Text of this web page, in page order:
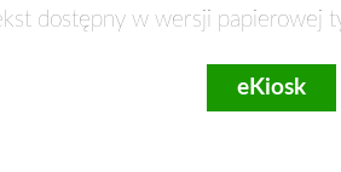
dostępny w wersji papierowej
eKiosk